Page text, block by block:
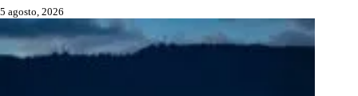
5 agosto, 2026